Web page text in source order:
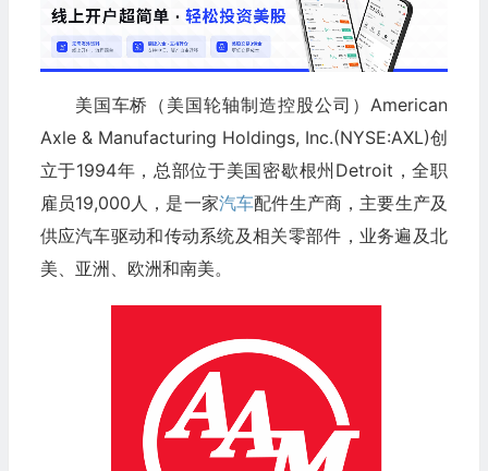
美国车桥（美国轮轴制造控股公司）American
Axle & Manufacturing Holdings, Inc.(NYSE:AXL)创
立于1994年，总部位于美国密歇根州Detroit，全职
雇员19,000人，是一家汽车配件生产商，主要生产及
供应汽车驱动和传动系统及相关零部件，业务遍及北
美、亚洲、欧洲和南美。